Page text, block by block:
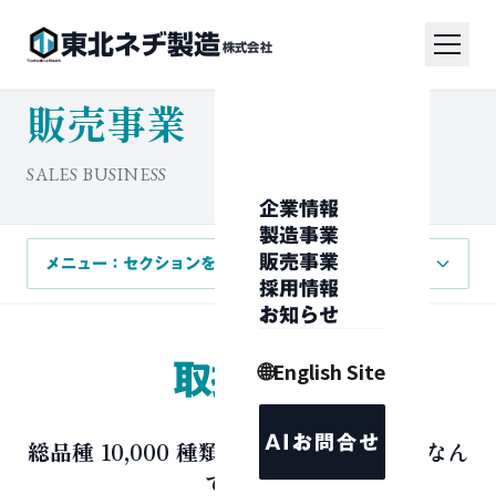
東北ネヂ製造 株式会社
企業情報
製造事業
販売事業
採用情報
お知らせ
🌐English Site
AIお問合せ
販売事業
SALES BUSINESS
取扱商品
総品種 10,000 種類以上在庫 / ねじならなん
でも揃う